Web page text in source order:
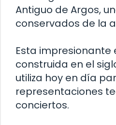
Antiguo de Argos,
conservados de la
Esta impresionante
construida en el
utiliza hoy en día
representaciones
conciertos.